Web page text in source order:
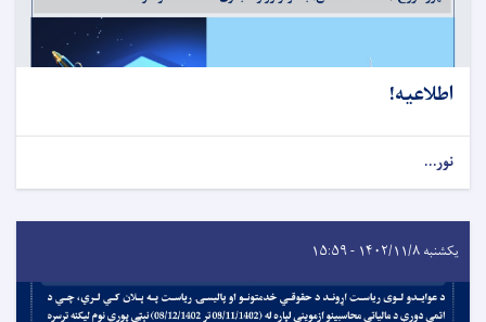
اطلاعیه!
نور...
یکشنبه ۱۴۰۲/۱۱/۸ - ۱۵:۵۹